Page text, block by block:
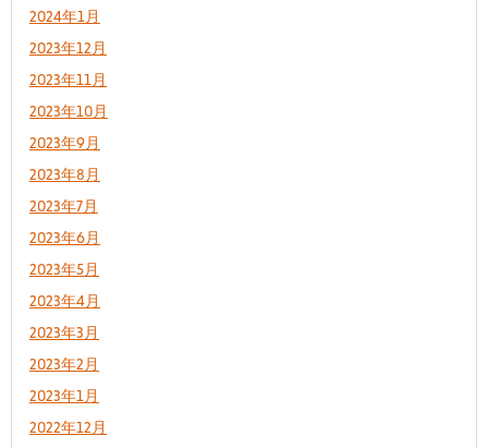
2024年1月
2023年12月
2023年11月
2023年10月
2023年9月
2023年8月
2023年7月
2023年6月
2023年5月
2023年4月
2023年3月
2023年2月
2023年1月
2022年12月